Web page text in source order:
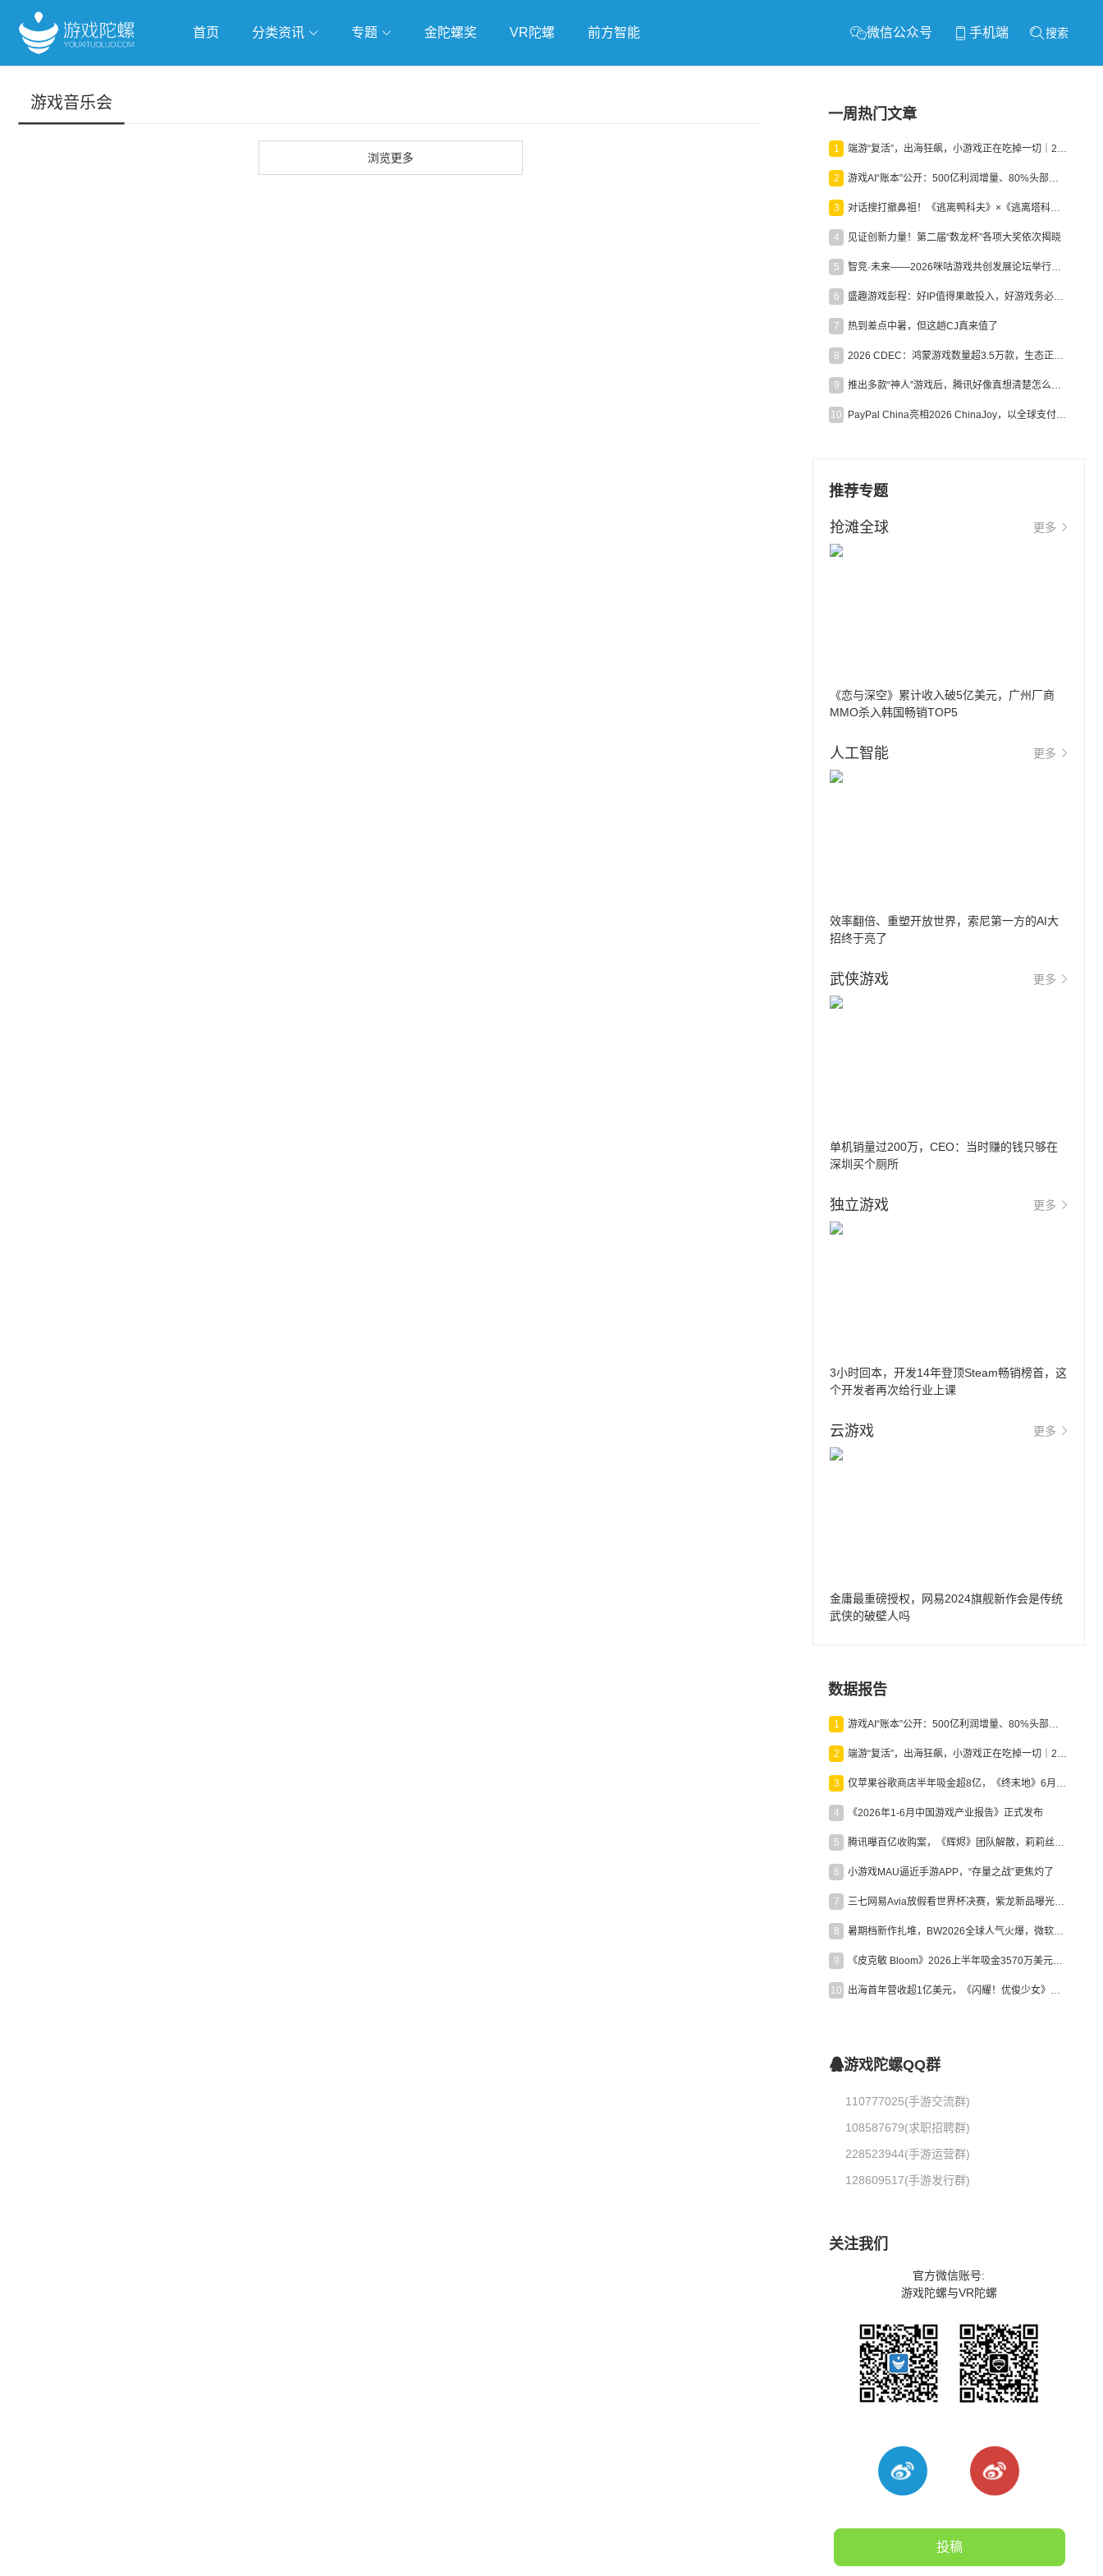
首页 分类资讯 专题 金陀螺奖 VR陀螺 前方智能 微信公众号 手机端 搜索
游戏音乐会
浏览更多
一周热门文章
1 端游“复活”，出海狂飙，小游戏正在吃掉一切｜2026上半年产业报告
2 游戏AI“账本”公开：500亿利润增量、80%头部入局，谁在闷声发财？
3 对话搜打撤鼻祖！《逃离鸭科夫》×《逃离塔科夫》官方线下沙龙落幕
4 见证创新力量！第二届“数龙杯”各项大奖依次揭晓
5 智竞·未来——2026咪咕游戏共创发展论坛举行：聚力精品内容、AI创作与电竞生态，共建高品质益智健康游戏社区
6 盛趣游戏彭程：好IP值得果敢投入，好游戏务必长效经营
7 热到差点中暑，但这趟CJ真来值了
8 2026 CDEC：鸿蒙游戏数量超3.5万款，生态正循环加速产业高质量发展
9 推出多款“神人”游戏后，腾讯好像真想清楚怎么做二次元了
10 PayPal China亮相2026 ChinaJoy，以全球支付能力助力中国游戏企业深化全球运营
推荐专题
抢滩全球 更多
《恋与深空》累计收入破5亿美元，广州厂商
MMO杀入韩国畅销TOP5
人工智能 更多
效率翻倍、重塑开放世界，索尼第一方的AI大
招终于亮了
武侠游戏 更多
单机销量过200万，CEO：当时赚的钱只够在
深圳买个厕所
独立游戏 更多
3小时回本，开发14年登顶Steam畅销榜首，这
个开发者再次给行业上课
云游戏 更多
金庸最重磅授权，网易2024旗舰新作会是传统
武侠的破壁人吗
数据报告
1 游戏AI“账本”公开：500亿利润增量、80%头部入局，谁在闷声发财？
2 端游“复活”，出海狂飙，小游戏正在吃掉一切｜2026上半年产业报告
3 仅苹果谷歌商店半年吸金超8亿，《终末地》6月份收入显著回暖
4 《2026年1-6月中国游戏产业报告》正式发布
5 腾讯曝百亿收购案，《辉烬》团队解散，莉莉丝新作曝光｜陀螺周报
6 小游戏MAU逼近手游APP，“存量之战”更焦灼了
7 三七网易Avia放假看世界杯决赛，紫龙新品曝光，米哈游新作上线 | 陀螺周报
8 暑期档新作扎堆，BW2026全球人气火爆，微软XBOX大裁员|陀螺周报
9 《皮克敏 Bloom》2026上半年吸金3570万美元，中国台湾成最大市场
10 出海首年营收超1亿美元，《闪耀！优俊少女》美国市场占比达七成
游戏陀螺QQ群
110777025(手游交流群)
108587679(求职招聘群)
228523944(手游运营群)
128609517(手游发行群)
关注我们
官方微信账号:
游戏陀螺与VR陀螺
投稿